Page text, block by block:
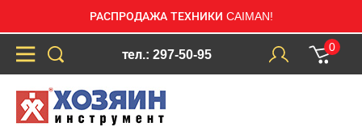
РАСПРОДАЖА ТЕХНИКИ CAIMAN!
тел.: 297-50-95
0